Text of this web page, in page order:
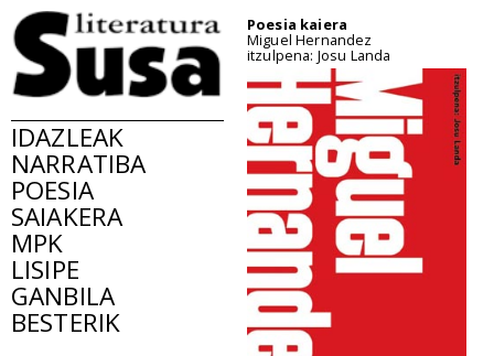
IDAZLEAK
NARRATIBA
POESIA
SAIAKERA
MPK
LISIPE
GANBILA
BESTERIK
Poesia kaiera
Miguel Hernandez
itzulpena: Josu Landa